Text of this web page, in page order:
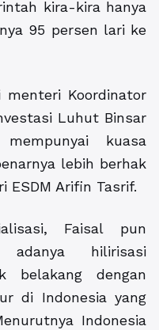
kira-kira hanya
95 persen lari ke
Koordinator
Luhut Binsar
kuasa
lebih berhak
ESDM Arifin Tasrif.
Faisal pun
adanya hilirisasi
belakang dengan
di Indonesia yang
Indonesia